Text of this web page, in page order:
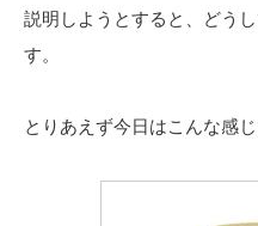
説明しようとすると、どう
す。
とりあえず今日はこんな感じ